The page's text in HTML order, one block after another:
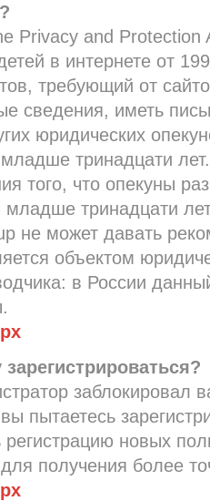
Privacy and Protection
в интернете от
требующий от
сведения, иметь
юридических
младше тринадцати
того, что опекуны
младше тринадцати
не может давать
объектом
в России
заблокировал
пытаетесь
новых
получения более